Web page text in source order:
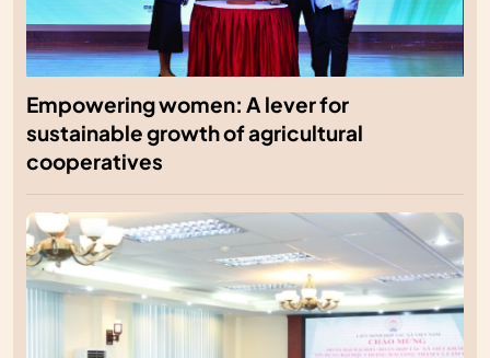
Empowering women: A lever for
sustainable growth of agricultural
cooperatives